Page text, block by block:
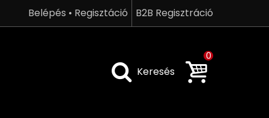
Belépés • Regisztáció B2B Regisztráció
Keresés
0